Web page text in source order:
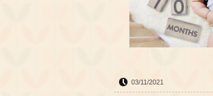
03/11/2021